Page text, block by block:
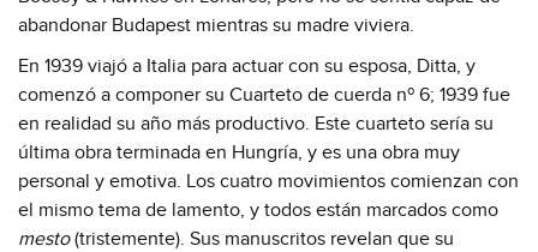
abandonar Budapest mientras su madre viviera.
En 1939 viajó a Italia para actuar con su esposa, Ditta, y
comenzó a componer su Cuarteto de cuerda nº 6; 1939 fue
en realidad su año más productivo. Este cuarteto sería su
última obra terminada en Hungría, y es una obra muy
personal y emotiva. Los cuatro movimientos comienzan con
el mismo tema de lamento, y todos están marcados como
mesto(tristemente). Sus manuscritos revelan que su